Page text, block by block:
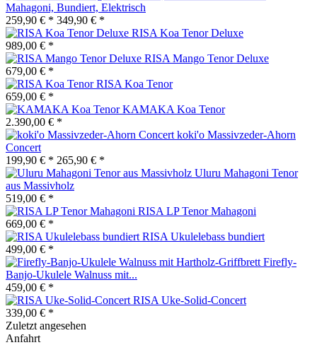
Mahagoni, Bundiert, Elektrisch
259,90 € * 349,90 € *
RISA Koa Tenor Deluxe
989,00 € *
RISA Mango Tenor Deluxe
679,00 € *
RISA Koa Tenor
659,00 € *
KAMAKA Koa Tenor
2.390,00 € *
koki'o Massivzeder-Ahorn
Concert
199,90 € * 265,90 € *
Uluru Mahagoni Tenor
aus Massivholz
519,00 € *
RISA LP Tenor Mahagoni
669,00 € *
RISA Ukulelebass bundiert
499,00 € *
Firefly-
Banjo-Ukulele Walnuss mit...
459,00 € *
RISA Uke-Solid-Concert
339,00 € *
Zuletzt angesehen
Anfahrt